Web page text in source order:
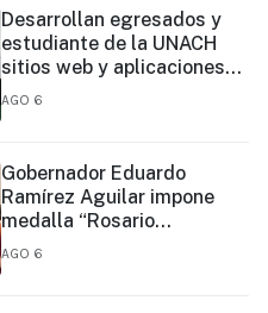
Desarrollan egresados y
estudiante de la UNACH
sitios web y aplicaciones
móviles para la Cruz Roja y
AGO 6
Gobernador Eduardo
Ramírez Aguilar impone
medalla “Rosario
Castellanos” a Malú Mícher
AGO 6